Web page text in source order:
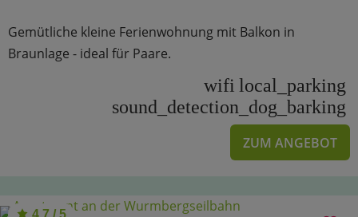
Gemütliche kleine Ferienwohnung mit Balkon in
Braunlage - ideal für Paare.
wifi local_parking
sound_detection_dog_barking
ZUM ANGEBOT
4.7 / 5